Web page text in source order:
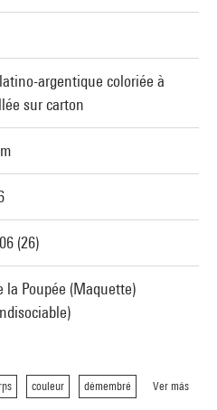
argentique coloriée à
sur carton
(26)
la Poupée (Maquette)
couleur démembré Ver más